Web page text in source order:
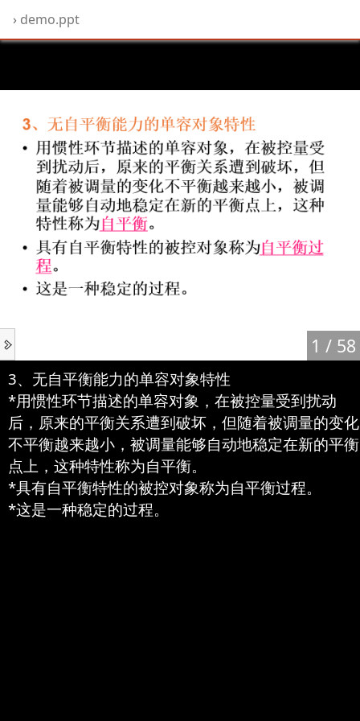
1 / 58
3、无自平衡能力的单容对象特性
*用惯性环节描述的单容对象，在被控量受到扰动
后，原来的平衡关系遭到破坏，但随着被调量的变化
不平衡越来越小，被调量能够自动地稳定在新的平衡
点上，这种特性称为自平衡。
*具有自平衡特性的被控对象称为自平衡过程。
*这是一种稳定的过程。
› demo.ppt